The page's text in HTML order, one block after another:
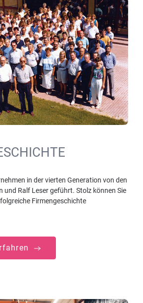
in der vierten Generation von den
und Ralf Leser geführt. Stolz können Sie
Firmengeschichte